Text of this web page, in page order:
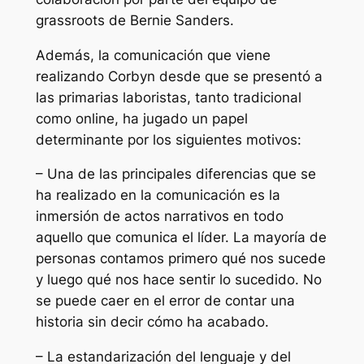
grassroots de Bernie Sanders.
Además, la comunicación que viene
realizando Corbyn desde que se presentó a
las primarias laboristas, tanto tradicional
como online, ha jugado un papel
determinante por los siguientes motivos:
– Una de las principales diferencias que se
ha realizado en la comunicación es la
inmersión de actos narrativos en todo
aquello que comunica el líder. La mayoría de
personas contamos primero qué nos sucede
y luego qué nos hace sentir lo sucedido. No
se puede caer en el error de contar una
historia sin decir cómo ha acabado.
– La estandarización del lenguaje y del